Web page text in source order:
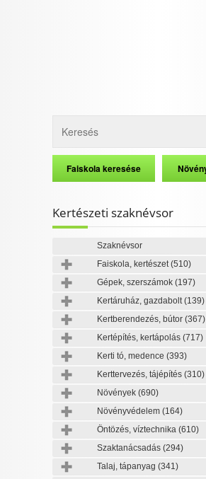
Kertészeti szaknévsor
Szaknévsor
Faiskola, kertészet(510)
Gépek, szerszámok (197)
Kertáruház, gazdabolt(139)
Kertberendezés, bútor (367)
Kertépítés, kertápolás (717)
Kerti tó, medence (393)
Kerttervezés, tájépítés (310)
Növények (690)
Növényvédelem (164)
Öntözés, víztechnika (610)
Szaktanácsadás (294)
Talaj, tápanyag (341)